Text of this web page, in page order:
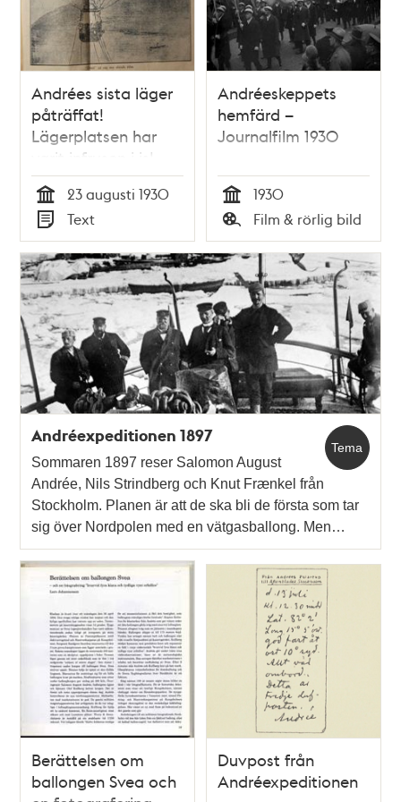
Andrées sista läger
påträffat!
Lägerplatsen har
varit infrusen i is!
Tid
23 augusti 1930
Typ
Text
Andréeskeppets
hemfärd –
Journalfilm 1930
Tid
1930
Typ
Film & rörlig bild
Tema
Andréexpeditionen 1897
Sommaren 1897 reser Salomon August
Andrée, Nils Strindberg och Knut Frænkel från
Stockholm. Planen är att de ska bli de första som tar
sig över Nordpolen med en vätgasballong. Men…
Berättelsen om
ballongen Svea och
Duvpost från
Andréexpeditionen